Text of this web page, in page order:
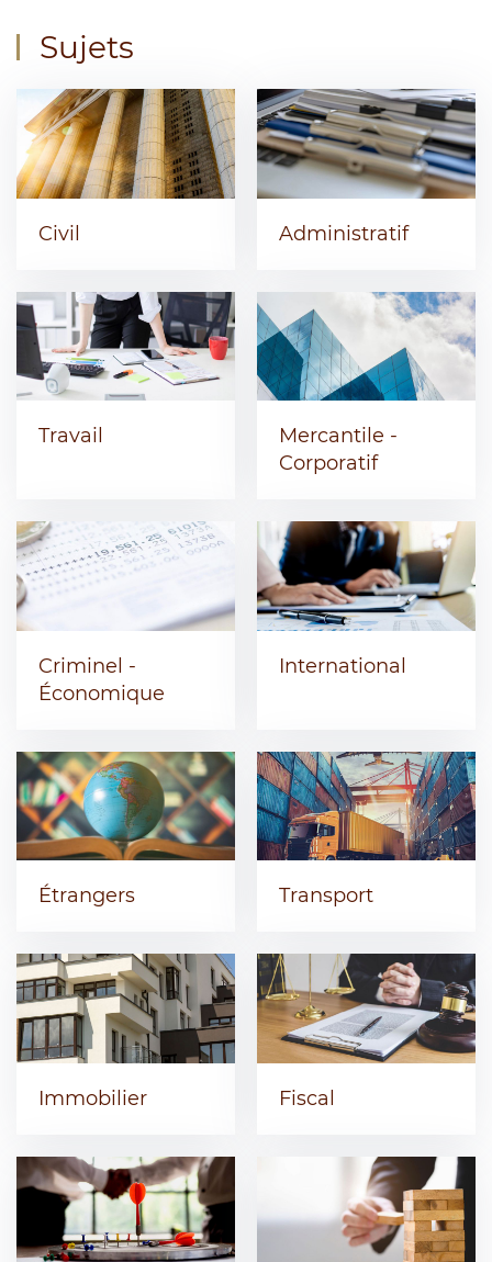
Sujets
Civil Administratif
Travail
Mercantile -
Corporatif
Criminel -
Économique
International
Étrangers Transport
Immobilier Fiscal